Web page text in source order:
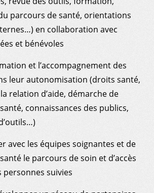
parcours de santé, orientations
en collaboration avec
et bénévoles
et l’accompagnement des
leur autonomisation (droits santé,
relation d’aide, démarche de
connaissances des publics,
avec les équipes soignantes et de
le parcours de soin et d’accès
personnes suivies